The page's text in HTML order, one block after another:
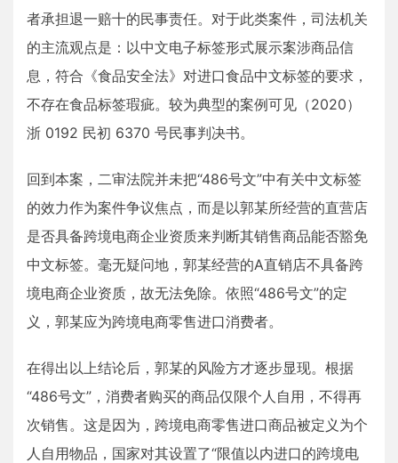
者承担退一赔十的民事责任。对于此类案件，司法机关
的主流观点是：以中文电子标签形式展示案涉商品信
息，符合《食品安全法》对进口食品中文标签的要求，
不存在食品标签瑕疵。较为典型的案例可见（2020）
浙 0192 民初 6370 号民事判决书。
回到本案，二审法院并未把“486号文”中有关中文标签
的效力作为案件争议焦点，而是以郭某所经营的直营店
是否具备跨境电商企业资质来判断其销售商品能否豁免
中文标签。毫无疑问地，郭某经营的A直销店不具备跨
境电商企业资质，故无法免除。依照“486号文”的定
义，郭某应为跨境电商零售进口消费者。
在得出以上结论后，郭某的风险方才逐步显现。根据
“486号文”，消费者购买的商品仅限个人自用，不得再
次销售。这是因为，跨境电商零售进口商品被定义为个
人自用物品，国家对其设置了“限值以内进口的跨境电